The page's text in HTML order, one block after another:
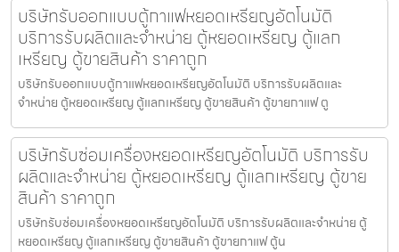
บริษัทรับออกแบบตู้กาแฟหยอดเหรียญ​อัตโนมัติ
บริการรับผลิตและจำหน่าย ตู้หยอดเหรียญ ตู้แลก
เหรียญ ตู้ขายสินค้า ราคาถูก
บริษัทรับออกแบบตู้กาแฟหยอดเหรียญ​อัตโนมัติ บริการรับผลิตและ
จำหน่าย ตู้หยอดเหรียญ ตู้แลกเหรียญ ตู้ขายสินค้า ตู้ขายกาแฟ ตู
บริษัทรับซ่อมเครื่องหยอดเหรียญ​อัตโนมัติ บริการรับ
ผลิตและจำหน่าย ตู้หยอดเหรียญ ตู้แลกเหรียญ ตู้ขาย
สินค้า ราคาถูก
บริษัทรับซ่อมเครื่องหยอดเหรียญ​อัตโนมัติ บริการรับผลิตและจำหน่าย ตู้
หยอดเหรียญ ตู้แลกเหรียญ ตู้ขายสินค้า ตู้ขายกาแฟ ตู้น